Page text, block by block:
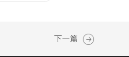
下一篇